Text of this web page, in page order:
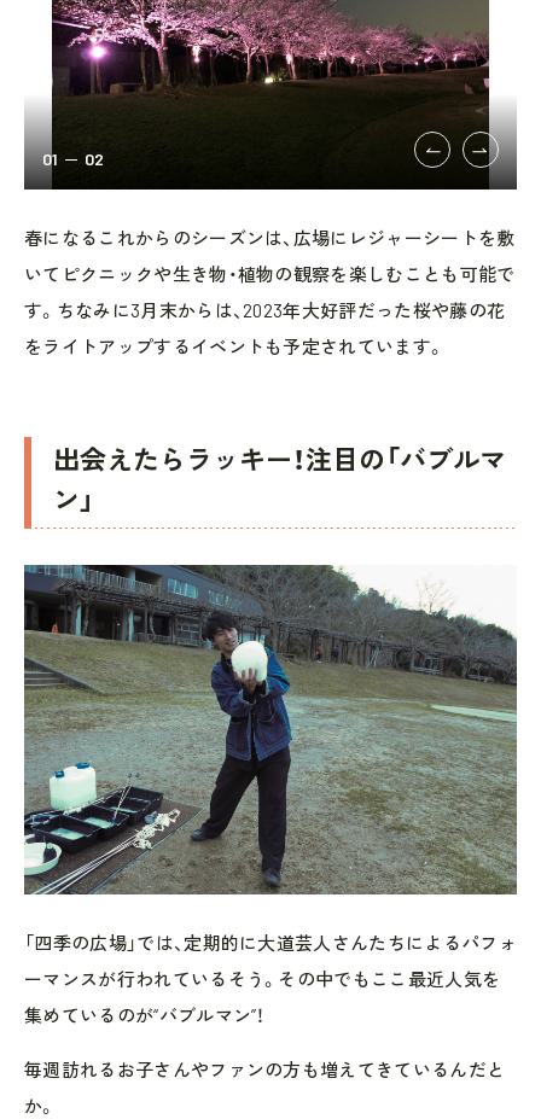
01 02
春になるこれからのシーズンは、広場にレジャーシートを敷
いてピクニックや生き物・植物の観察を楽しむことも可能で
す。ちなみに3月末からは、2023年大好評だった桜や藤の花
をライトアップするイベントも予定されています。
出会えたらラッキー！注目の「バブルマ
ン」
「四季の広場」では、定期的に大道芸人さんたちによるパフォ
ーマンスが行われているそう。その中でもここ最近人気を
集めているのが“バブルマン”！
毎週訪れるお子さんやファンの方も増えてきているんだと
か。